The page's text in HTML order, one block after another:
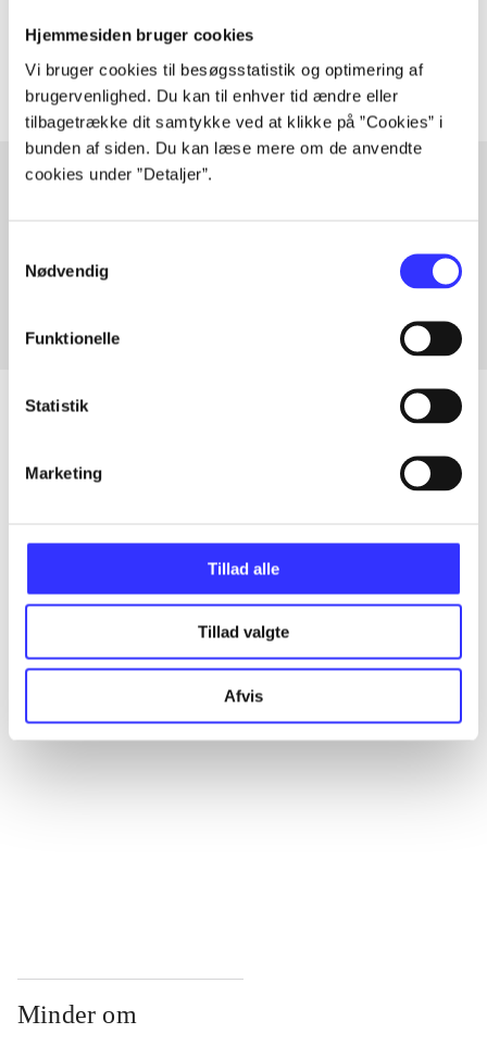
Hjemmesiden bruger cookies
Vi bruger cookies til besøgsstatistik og optimering af
brugervenlighed. Du kan til enhver tid ændre eller
tilbagetrække dit samtykke ved at klikke på ”Cookies” i
bunden af siden. Du kan læse mere om de anvendte
cookies under ”Detaljer”.
Nødvendig
Funktionelle
Statistik
Marketing
Tillad alle
Tillad valgte
Afvis
Artiklerne i handler ofte om
Fra
Artikler
Minder om